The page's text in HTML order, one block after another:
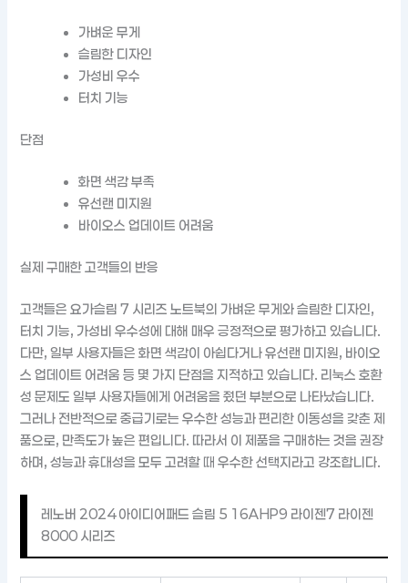
가벼운 무게
슬림한 디자인
가성비 우수
터치 기능
단점
화면 색감 부족
유선랜 미지원
바이오스 업데이트 어려움
실제 구매한 고객들의 반응
고객들은 요가슬림 7 시리즈 노트북의 가벼운 무게와 슬림한 디자인,
터치 기능, 가성비 우수성에 대해 매우 긍정적으로 평가하고 있습니다.
다만, 일부 사용자들은 화면 색감이 아쉽다거나 유선랜 미지원, 바이오
스 업데이트 어려움 등 몇 가지 단점을 지적하고 있습니다. 리눅스 호환
성 문제도 일부 사용자들에게 어려움을 줬던 부분으로 나타났습니다.
그러나 전반적으로 중급기로는 우수한 성능과 편리한 이동성을 갖춘 제
품으로, 만족도가 높은 편입니다. 따라서 이 제품을 구매하는 것을 권장
하며, 성능과 휴대성을 모두 고려할 때 우수한 선택지라고 강조합니다.
레노버 2024 아이디어패드 슬림 5 16AHP9 라이젠7 라이젠
8000 시리즈